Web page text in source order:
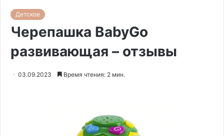
Детское
Черепашка BabyGo
развивающая – отзывы
03.09.2023 Время чтения: 2 мин.